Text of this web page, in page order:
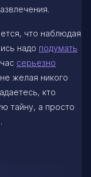
что наблюдая
надо подумать
серьезно
желая никого
кто
тайну, а просто